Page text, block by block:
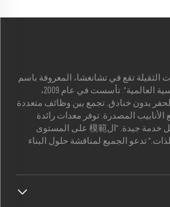
الثقيلة تقع في تشانغشا، المعروفة باسم
"عاصمة المعدات الهندسية العالمية". تأسست في عام 2009،
بدون خنادق. تجمع بين وظائف متعددة
المصدرة. توفر معدات رائدة
وتكتسب الاعتراف بفضل خدمة جيدة. "ال模範 على المستوى
تدعو الجميع لمناقشة حلول البناء